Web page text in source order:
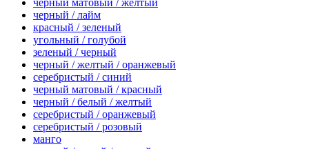
черный матовый / желтый
черный / лайм
красный / зеленый
угольный / голубой
зеленый / черный
черный / желтый / оранжевый
серебристый / синий
черный матовый / красный
черный / белый / желтый
серебристый / оранжевый
серебристый / розовый
манго